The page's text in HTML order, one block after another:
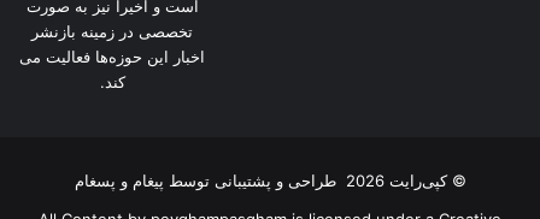
است و اخیرا نیز به صورت
تخصصی در زمینه بازنشر
اخبار این حوزه‌ها فعالیت می
کند.
© کپی‌رایت 2026 طراحی و پشتیبانی توسط پیغام و پسغام